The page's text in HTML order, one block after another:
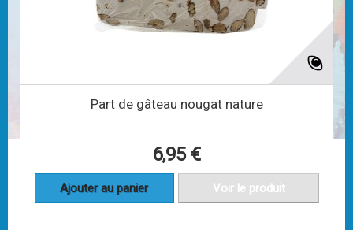
Part de gâteau nougat nature
6,95 €
Ajouter au panier Voir le produit